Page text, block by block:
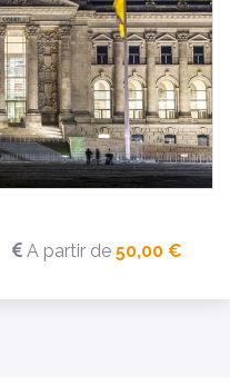
A partir de 50,00 €